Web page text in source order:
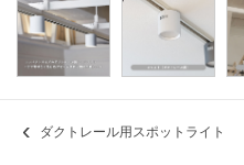
ダクトレール用スポットライト